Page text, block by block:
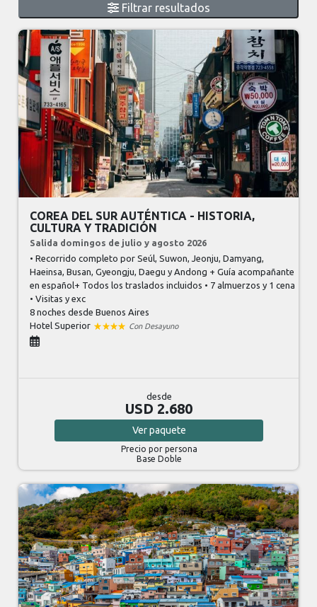
Filtrar resultados
COREA DEL SUR AUTÉNTICA - HISTORIA,
CULTURA Y TRADICIÓN
Salida domingos de julio y agosto 2026
• Recorrido completo por Seúl, Suwon, Jeonju, Damyang,
Haeinsa, Busan, Gyeongju, Daegu y Andong + Guía acompañante
en español+ Todos los traslados incluidos • 7 almuerzos y 1 cena
• Visitas y exc
8 nochesdesde Buenos Aires
Hotel Superior
Con Desayuno
desde
USD 2.680
Verpaquete
Precio por persona
Base Doble